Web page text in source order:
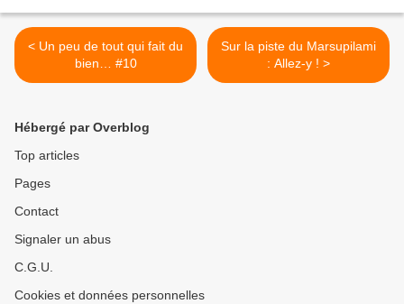
< Un peu de tout qui fait du
bien… #10
Sur la piste du Marsupilami
: Allez-y ! >
Hébergé par Overblog
Top articles
Pages
Contact
Signaler un abus
C.G.U.
Cookies et données personnelles